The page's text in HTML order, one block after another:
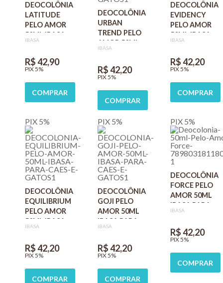
DEOCOLÔNIA
LATITUDE
PELO AMOR
50ML IBASA
PARA CÃES E
IBASA
R$ 42,90
PIX 5%
COMPRAR
DEOCOLÔNIA
URBAN
TREND PELO
AMOR 50ML
IBASA PARA
IBASA
R$ 42,20
PIX 5%
COMPRAR
DEOCOLÔNIA
EVIDENCY
PELO AMOR
50ML IBASA
PARA CÃES E
IBASA
R$ 42,20
PIX 5%
COMPRAR
PIX 5%
DEOCOLÔNIA
EQUILIBRIUM
PELO AMOR
50ML IBASA
PARA CÃES E
IBASA
R$ 42,20
PIX 5%
COMPRAR
PIX 5%
DEOCOLÔNIA
GOJI PELO
AMOR 50ML
IBASA PARA
CÃES E GATOS
IBASA
R$ 42,20
PIX 5%
COMPRAR
PIX 5%
DEOCOLÔNIA
FORCE PELO
AMOR 50ML
IBASA PARA
CÃES E GATOS
IBASA
R$ 42,20
PIX 5%
COMPRAR